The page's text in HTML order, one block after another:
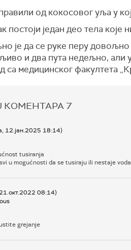
од кокосовог уља у
постоји један део тела које
је да се руке перу довољно
и два пута недељно, али
са медицинског факултета
КОМЕНТАРА7
12.јан.2025 18:14)
tusiranja
u mogućnosti da se tusiraju ili nestaje
08:14)
grejanje